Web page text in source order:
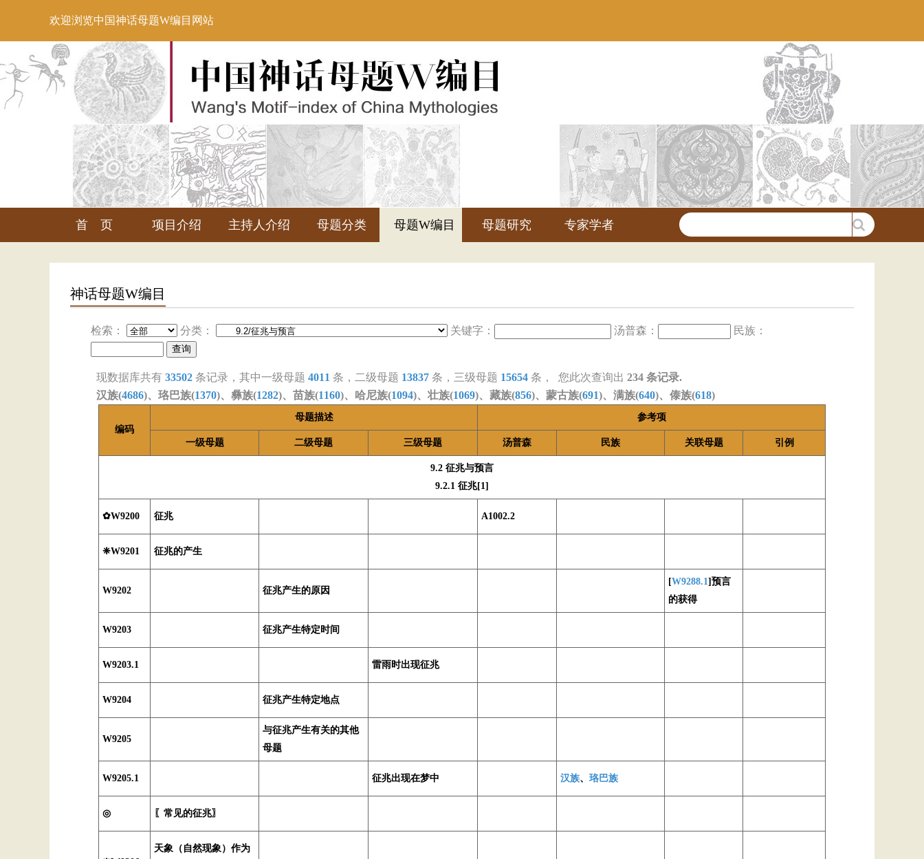
欢迎浏览中国神话母题W编目网站
首 页 项目介绍 主持人介绍 母题分类 母题W编目 母题研究 专家学者
神话母题W编目
检索： 分类： 关键字： 汤普森： 民族：
现数据库共有 33502 条记录，其中一级母题 4011 条，二级母题 13837 条，三级母题 15654 条， 您此次查询出 234 条记录.
汉族(4686)、珞巴族(1370)、彝族(1282)、苗族(1160)、哈尼族(1094)、壮族(1069)、藏族(856)、蒙古族(691)、满族(640)、傣族(618)
编码
母题描述 参考项
一级母题 二级母题 三级母题 汤普森 民族 关联母题 引例
9.2 征兆与预言
9.2.1 征兆[1]
✿W9200 征兆 A1002.2
❈W9201 征兆的产生
W9202 征兆产生的原因
[W9288.1]预言
的获得
W9203 征兆产生特定时间
W9203.1 雷雨时出现征兆
W9204 征兆产生特定地点
W9205
与征兆产生有关的其他
母题
W9205.1 征兆出现在梦中 汉族、 珞巴族
◎ 〖常见的征兆〗
天象（自然现象）作为